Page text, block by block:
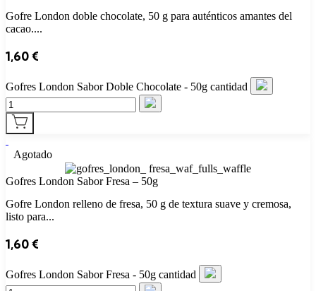
Gofre London doble chocolate, 50 g para auténticos amantes del
cacao....
1,60€
Gofres London Sabor Doble Chocolate - 50g cantidad
Agotado
Gofres London Sabor Fresa – 50g
Gofre London relleno de fresa, 50 g de textura suave y cremosa,
listo para...
1,60€
Gofres London Sabor Fresa - 50g cantidad